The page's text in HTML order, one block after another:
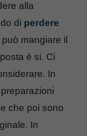
alla
di perdere
mangiare il
è si. Ci
In
che poi sono
In